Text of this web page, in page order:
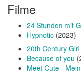
Filme
24 Stunden mit
Hypnotic (2023)
20th Century Girl
Because of you
Meet Cute -